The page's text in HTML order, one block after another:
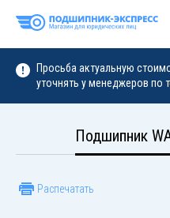
Просьба актуальную
уточнять у менеджеров по
Подшипник
Распечатать